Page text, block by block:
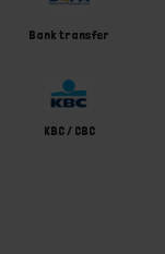
Bank transfer
KBC / CBC